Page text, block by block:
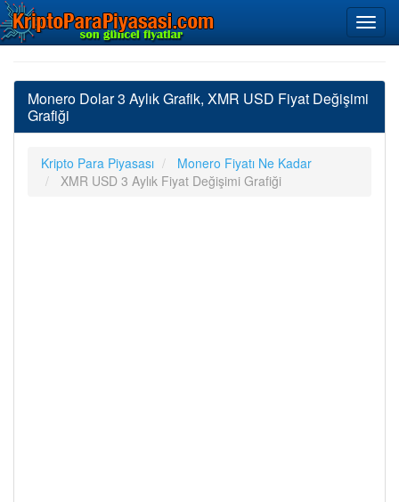
Monero Dolar 3 Aylık Grafik, XMR USD Fiyat Değişimi
Grafiği
Kripto Para Piyasası
Monero Fiyatı Ne Kadar
XMR USD 3 Aylık Fiyat Değişimi Grafiği